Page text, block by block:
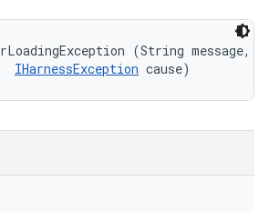
(String message,
IHarnessException cause)